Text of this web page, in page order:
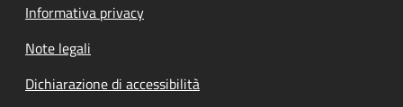
Informativa privacy
Note legali
Dichiarazione di accessibilità